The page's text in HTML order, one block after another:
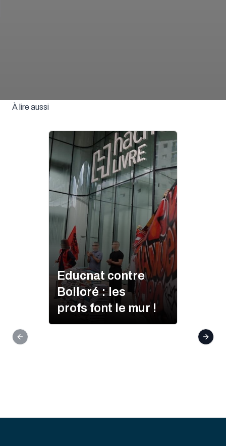
À lire aussi
Educnat contre
Bolloré : les
profs font le mur !
Previous slide Next